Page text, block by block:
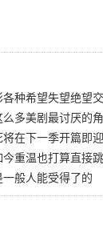
种希望失望绝望
多美剧最讨厌的
在下一季开篇即
重温也打算直接
般人能受得了的